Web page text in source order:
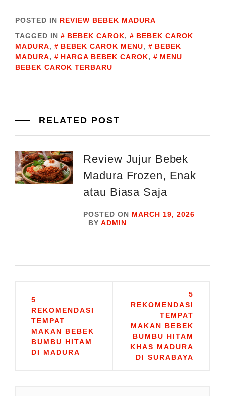
POSTED IN REVIEW BEBEK MADURA
TAGGED IN
BEBEK CAROK,
BEBEK CAROK
MADURA, BEBEK CAROK MENU,
BEBEK
MADURA, HARGA BEBEK CAROK,
MENU
BEBEK CAROK TERBARU
RELATED POST
Review Jujur Bebek
Madura Frozen, Enak
atau Biasa Saja
POSTED ON MARCH 19, 2026
BYADMIN
navigation
5
REKOMENDASI
TEMPAT
MAKAN BEBEK
BUMBU HITAM
DI MADURA
5
REKOMENDASI
TEMPAT
MAKAN BEBEK
BUMBU HITAM
KHAS MADURA
DI SURABAYA